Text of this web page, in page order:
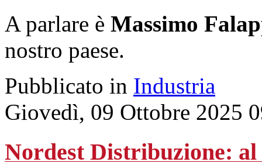
A parlare è Massimo
nostro paese.
Pubblicato in Industria
Giovedì, 09 Ottobre 2025
Nordest Distribuzione: